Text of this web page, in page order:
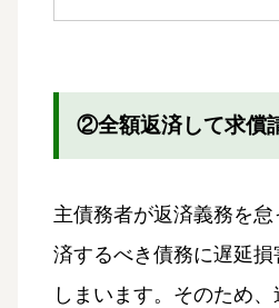
②全額返済して求償
主債務者が返済義務を
済するべき債務に遅延
しまいます。そのため